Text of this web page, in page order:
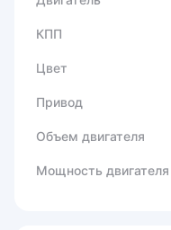
КПП
Цвет
Привод
Объем двигателя
Мощность двигателя